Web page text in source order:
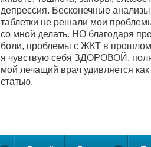
депрессия. Бесконечные
таблетки не решали мои
со мной делать. НО благодаря
боли, проблемы с ЖКТ в
я чувствую себя ЗДОРОВОЙ,
мой лечащий врач удивляется
статью.